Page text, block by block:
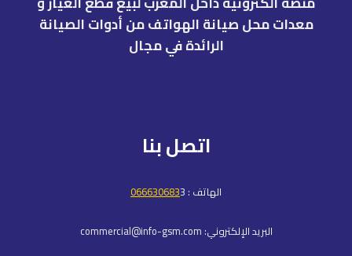
معدات محل صيانة الهواتف من أدوات الصيانة
الرائدة في مجال
اتصل بنا
الهاتف : 0666306833
البريد الإلكتروني: commercial@info-gsm.com